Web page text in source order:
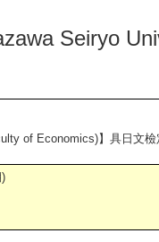
Seiryo
of Economics)】 具日文檢